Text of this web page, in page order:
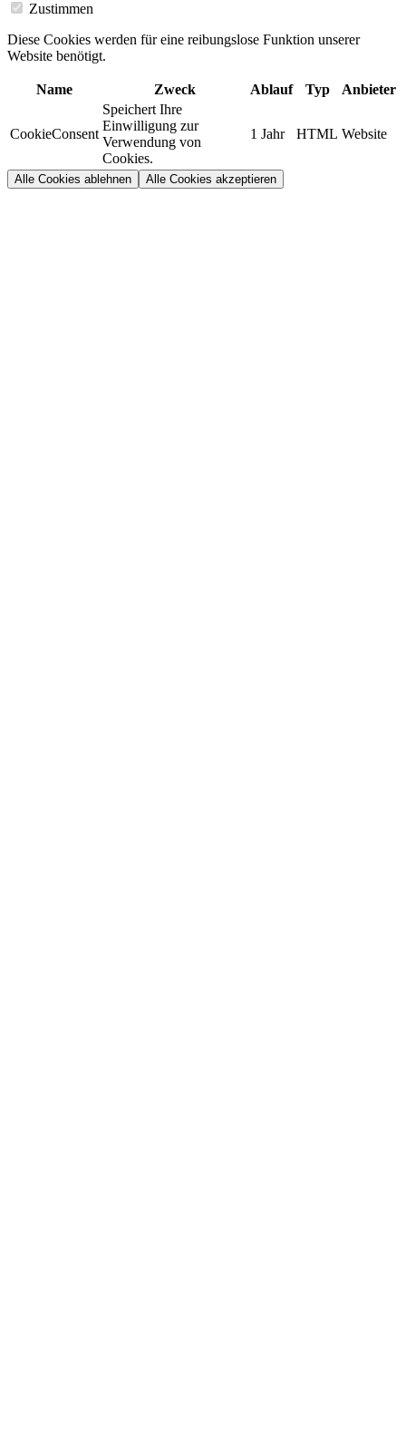
Zustimmen
Diese Cookies werden für eine reibungslose Funktion unserer
Website benötigt.
Name Zweck Ablauf Typ Anbieter
CookieConsent
Speichert Ihre
Einwilligung zur
Verwendung von
Cookies.
1 Jahr HTML Website
Alle Cookies ablehnen Alle Cookies akzeptieren